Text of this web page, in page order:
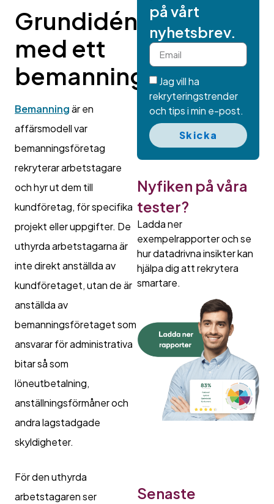
Grundidén
med ett
bemanningsföretag
Bemanningär en
affärsmodell var
bemanningsföretag
rekryterar arbetstagare
och hyr ut dem till
kundföretag, för specifika
projekt eller uppgifter. De
uthyrda arbetstagarna är
inte direkt anställda av
kundföretaget, utan de är
anställda av
bemanningsföretaget som
ansvarar för administrativa
bitar så som
löneutbetalning,
anställningsförmåner och
andra lagstadgade
skyldigheter.
För den uthyrda
arbetstagaren ser
på vårt
nyhetsbrev.
Jag vill ha
rekryteringstrender
och tips i min e-post.
Skicka
Nyfiken på våra
tester?
Ladda ner
exempelrapporter och se
hur datadrivna insikter kan
hjälpa dig att rekrytera
smartare.
Senaste